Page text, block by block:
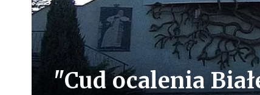
"Cud ocalenia